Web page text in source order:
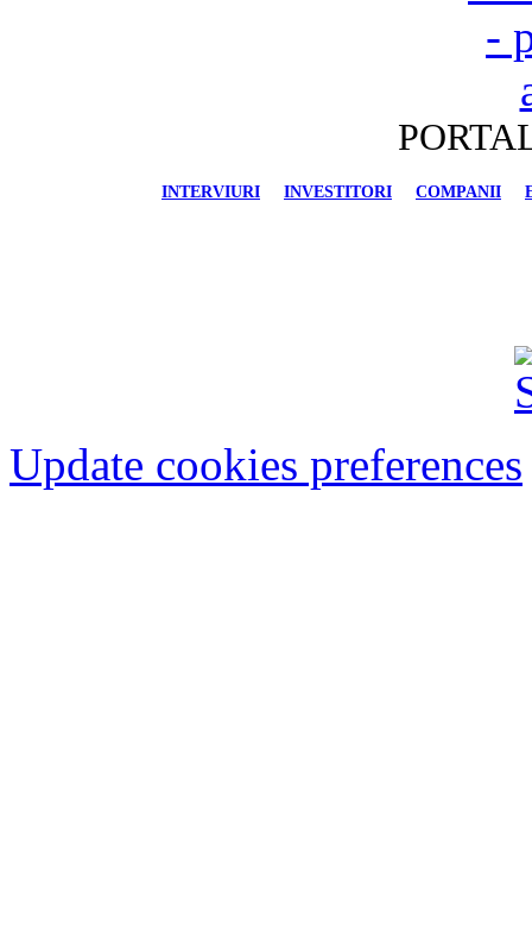
INTERVIURI INVESTITORI COMPANII
Update cookies preferences